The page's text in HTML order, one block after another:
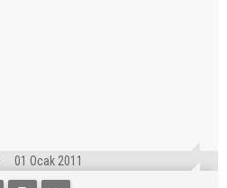
01 Ocak 2011